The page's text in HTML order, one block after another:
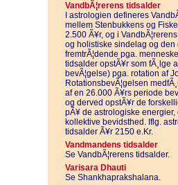
VandbÃ¦rerens tidsalder
I astrologien defineres
mellem Stenbukkens og
2.500 Ã¥r, og i
og holistiske sindelag og den
fremtrÃ¦dende pga.
tidsalder opstÃ¥r som fÃ¸lge
bevÃ¦gelse) pga. rotation af
RotationsbevÃ¦gelsen
af en 26.000 Ã¥rs periode
og derved opstÃ¥r de
pÃ¥ de astrologiske
kollektive bevidsthed. Iflg.
tidsalder Ã¥r 2150 e.Kr.
Vandmandens tidsalder
Se VandbÃ¦rerens tidsalder.
Varisara Dhauti
Se Shankhaprakshalana.